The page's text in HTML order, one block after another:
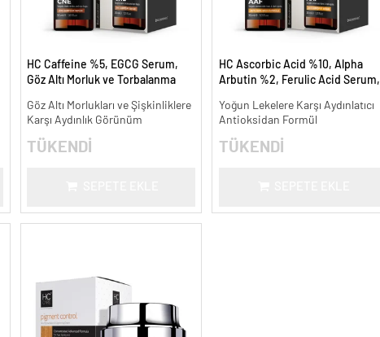
HC Caffeine %5, EGCG Serum,
Göz Altı Morluk ve Torbalanma
Göz Altı Morlukları ve Şişkinliklere
Karşı Aydınlık Görünüm
TÜKENDİ
HC Ascorbic Acid %10, Alpha
Arbutin %2, Ferulic Acid Serum,
ml.
Yoğun Lekelere Karşı Aydınlatıcı
Antioksidan Formül
TÜKENDİ